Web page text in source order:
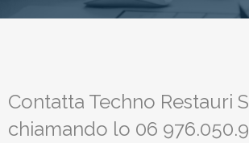
Contatta Techno Restauri
chiamando lo 06